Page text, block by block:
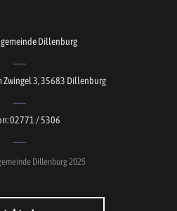
Dillenburg
Zwingel 3, 35683 Dillenburg
02771 / 5306
Dillenburg 2025